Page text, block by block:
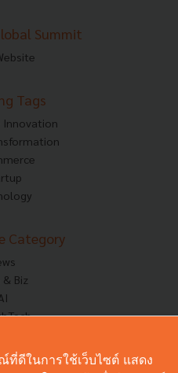
Summit
Tags
Innovation
Category
& Biz
Innov
ที่ดีในการใช้เว็บไซต์ แสดง